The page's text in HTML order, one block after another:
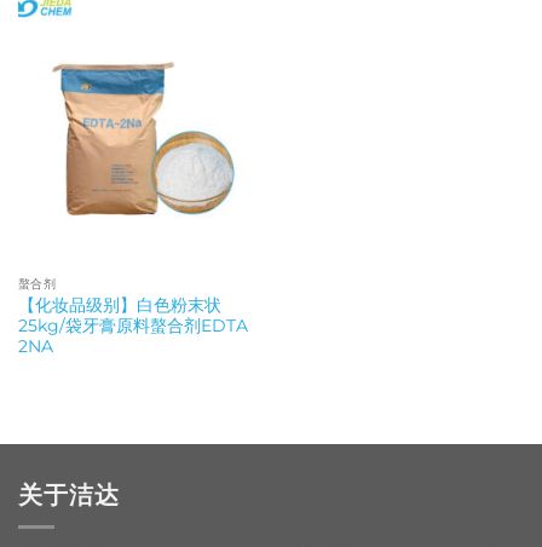
螯合剂
【化妆品级别】白色粉末状
25kg/袋牙膏原料螯合剂EDTA
2NA
关于洁达